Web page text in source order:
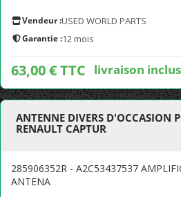
Vendeur :USED WORLD PARTS
Garantie :12 mois
63,00 € TTC livraison
ANTENNE DIVERS D'OCCASION
RENAULT CAPTUR
285906352R - A2C53437537
ANTENA